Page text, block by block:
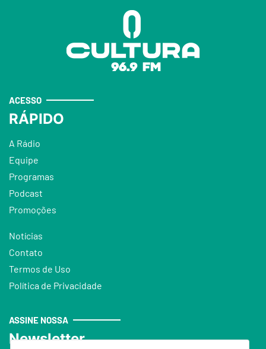
ACESSO
RÁPIDO
A Rádio
Equipe
Programas
Podcast
Promoções
Notícias
Contato
Termos de Uso
Política de Privacidade
ASSINE NOSSA
Newsletter